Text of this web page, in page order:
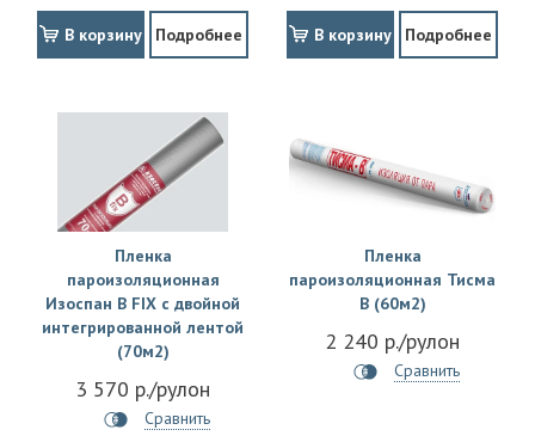
В корзину Подробнее В корзину Подробнее
Пленка
пароизоляционная
Изоспан B FIX с двойной
интегрированной лентой
(70м2)
3 570 р./рулон
Сравнить
Пленка
пароизоляционная Тисма
B (60м2)
2 240 р./рулон
Сравнить